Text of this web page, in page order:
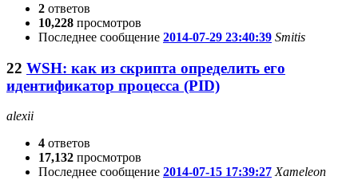
2 ответов
10,228 просмотров
Последнее сообщение 2014-07-29 23:40:39 Smitis
22 WSH: как из скрипта определить его
идентификатор процесса (PID)
alexii
4 ответов
17,132 просмотров
Последнее сообщение 2014-07-15 17:39:27 Xameleon